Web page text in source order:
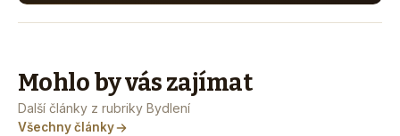
Mohlo by vás zajímat
Další články z rubriky Bydlení
Všechny články